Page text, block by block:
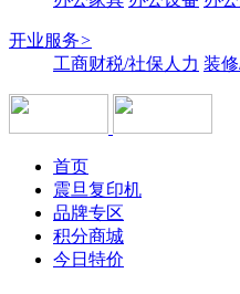
开业服务>
工商财税/社保人力 装
首页
震旦复印机
品牌专区
积分商城
今日特价